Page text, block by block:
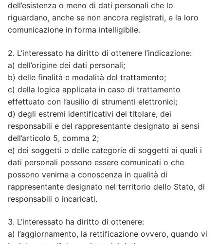
dell’esistenza o meno di dati personali che lo
riguardano, anche se non ancora registrati, e la loro
comunicazione in forma intelligibile.
2. L’interessato ha diritto di ottenere l’indicazione:
a) dell’origine dei dati personali;
b) delle finalità e modalità del trattamento;
c) della logica applicata in caso di trattamento
effettuato con l’ausilio di strumenti elettronici;
d) degli estremi identificativi del titolare, dei
responsabili e del rappresentante designato ai sensi
dell’articolo 5, comma 2;
e) dei soggetti o delle categorie di soggetti ai quali i
dati personali possono essere comunicati o che
possono venirne a conoscenza in qualità di
rappresentante designato nel territorio dello Stato, di
responsabili o incaricati.
3. L’interessato ha diritto di ottenere:
a) l’aggiornamento, la rettificazione ovvero, quando vi